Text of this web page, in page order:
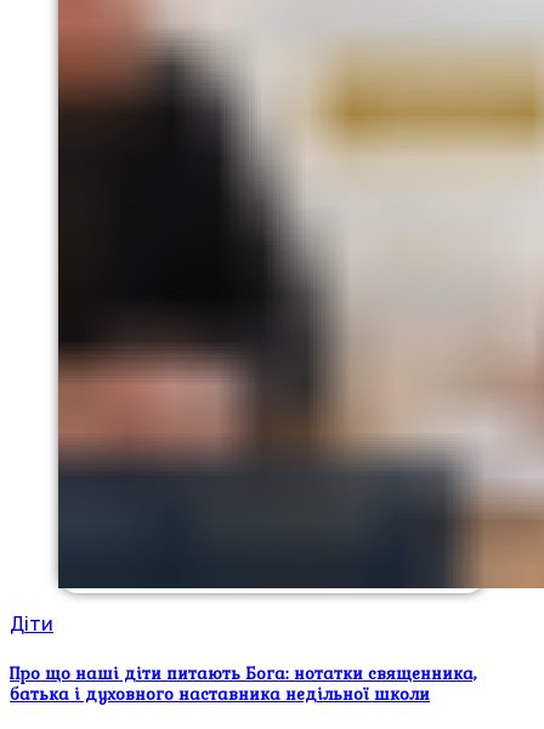
Діти
Про що наші діти питають Бога: нотатки священника,
батька і духовного наставника недільної школи